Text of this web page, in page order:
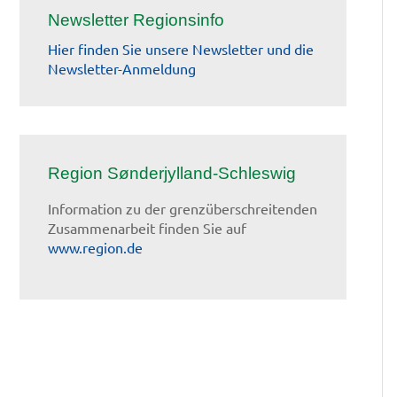
Newsletter Regionsinfo
Hier finden Sie unsere Newsletter und die
Newsletter-Anmeldung
Region Sønderjylland-Schleswig
Information zu der grenzüberschreitenden
Zusammenarbeit finden Sie auf
www.region.de